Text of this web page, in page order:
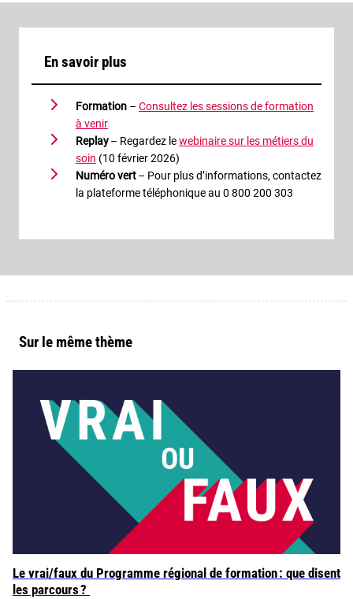
En savoir plus
Formation – Consultez les sessions de formation
à venir
Replay– Regardez lewebinaire sur les métiers du
soin (10 février 2026)
Numéro vert– Pour plus d’informations, contactez
la plateforme téléphonique au 0 800 200 303
Sur le même thème
Le vrai/faux du Programme régional de formation : que disent
les parcours ?